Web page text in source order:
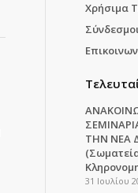
Χρήσιμα
ΤΗΝ ΝΕΑ
31 Ιουλίου